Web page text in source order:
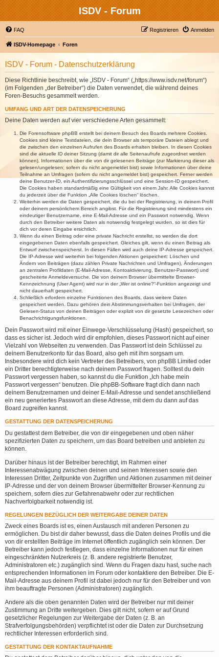
ISDV - Forum
FAQ Anmelden
Registrieren
ISDV-Homepage Foren
ISDV - Forum - Datenschutzerklärung
Diese Richtlinie beschreibt, wie „ISDV - Forum“ („https://www.isdv.net/forum“)
(im Folgenden „der Betreiber“) die Daten verwendet, die während deines
Foren-Besuchs gesammelt werden.
UMFANG UND ART DER DATENSPEICHERUNG
Deine Daten werden auf vier verschiedene Arten gesammelt:
Die Forensoftware phpBB erstellt bei deinem Besuch des Boards mehrere Cookies.
Cookies sind kleine Textdateien, die dein Browser als temporäre Dateien ablegt und
die zwischen den einzelnen Aufrufen des Boards erhalten bleiben. In diesen Cookies
sind die aktuelle ID deiner Sitzung (damit dir alle Seitenaufrufe zugeordnet werden
können), Informationen über die von dir gelesenen Beiträge (zur Markierung dieser als
gelesen/ungelesen; sofern du nicht angemeldet bist) sowie Informationen über deine
Teilnahme an Umfragen (sofern du nicht angemeldet bist) gespeichert. Ferner werden
deine Benutzer-ID, ein Authentifizierungsschlüssel und eine Session-ID gespeichert.
Die Cookies haben standardmäßig eine Gültigkeit von einem Jahr. Alle Cookies kannst
du jederzeit über die Funktion „Alle Cookies löschen“ löschen.
Weiterhin werden die Daten gespeichert, die du bei der Registrierung, in deinem Profil
oder deinem persönlichem Bereich angibst. Für die Registrierung sind mindestens ein
eindeutiger Benutzername, eine E-Mail-Adresse und ein Passwort notwendig. Wenn
durch den Betreiber weitere Daten als notwendig festgelegt wurden, so ist dies für
dich vor deren Eingabe ersichtlich.
Wenn du einen Beitrag oder eine private Nachricht erstellst, so werden die dort
eingegebenen Daten ebenfalls gespeichert. Gleiches gilt, wenn du einen Beitrag als
Entwurf zwischenspeicherst. In diesen Fällen wird auch deine IP-Adresse gespeichert.
Die IP-Adresse wird weiterhin bei folgenden Aktionen gespeichert: Löschen und
Ändern von Beiträgen (dazu zählen Private Nachrichten und Umfragen), Änderungen
an zentralen Profildaten (E-Mail-Adresse, Kontoaktivierung, Benutzer-Passwort) und
gescheiterte Anmeldeversuche. Die von deinem Browser übermittelte Browser-
Kennzeichnung (User Agent) wird nur in der „Wer ist online?“-Funktion angezeigt und
nicht dauerhaft gespeichert.
Schließlich erfordern einzelne Funktionen des Boards, dass weitere Daten
gespeichert werden. Dazu gehören dein Abstimmungsverhalten bei Umfragen, der
Gelesen-Status von deinen Beiträgen oder explizit von dir gesetzte Lesezeichen oder
Benachrichtigungsfunktionen.
Dein Passwort wird mit einer Einwege-Verschlüsselung (Hash) gespeichert, so
dass es sicher ist. Jedoch wird dir empfohlen, dieses Passwort nicht auf einer
Vielzahl von Webseiten zu verwenden. Das Passwort ist dein Schlüssel zu
deinem Benutzerkonto für das Board, also geh mit ihm sorgsam um.
Insbesondere wird dich kein Vertreter des Betreibers, von phpBB Limited oder
ein Dritter berechtigterweise nach deinem Passwort fragen. Solltest du dein
Passwort vergessen haben, so kannst du die Funktion „Ich habe mein
Passwort vergessen“ benutzen. Die phpBB-Software fragt dich dann nach
deinem Benutzernamen und deiner E-Mail-Adresse und sendet anschließend
ein neu generiertes Passwort an diese Adresse, mit dem du dann auf das
Board zugreifen kannst.
GESTATTUNG DER DATENSPEICHERUNG
Du gestattest dem Betreiber, die von dir eingegebenen und oben näher
spezifizierten Daten zu speichern, um das Board betreiben und anbieten zu
können.
Darüber hinaus ist der Betreiber berechtigt, im Rahmen einer
Interessenabwägung zwischen deinen und seinen Interessen sowie den
Interessen Dritter, Zeitpunkte von Zugriffen und Aktionen zusammen mit deiner
IP-Adresse und der von deinem Browser übermittelter Browser-Kennung zu
speichern, sofern dies zur Gefahrenabwehr oder zur rechtlichen
Nachverfolgbarkeit notwendig ist.
REGELUNGEN BEZÜGLICH DER WEITERGABE DEINER DATEN
Zweck eines Boards ist es, einen Austausch mit anderen Personen zu
ermöglichen. Du bist dir daher bewusst, dass die Daten deines Profils und die
von dir erstellten Beiträge im Internet öffentlich zugänglich sein können. Der
Betreiber kann jedoch festlegen, dass einzelne Informationen nur für einen
eingeschränkten Nutzerkreis (z. B. andere registrierte Benutzer,
Administratoren etc.) zugänglich sind. Wenn du Fragen dazu hast, suche nach
entsprechenden Informationen im Forum oder kontaktiere den Betreiber. Die E-
Mail-Adresse aus deinem Profil ist dabei jedoch nur für den Betreiber und von
ihm beauftragte Personen (Administratoren) zugänglich.
Andere als die oben genannten Daten wird der Betreiber nur mit deiner
Zustimmung an Dritte weitergeben. Dies gilt nicht, sofern er auf Grund
gesetzlicher Regelungen zur Weitergabe der Daten (z. B. an
Strafverfolgungsbehörden) verpflichtet ist oder die Daten zur Durchsetzung
rechtlicher Interessen erforderlich sind.
GESTATTUNG DER KONTAKTAUFNAHME